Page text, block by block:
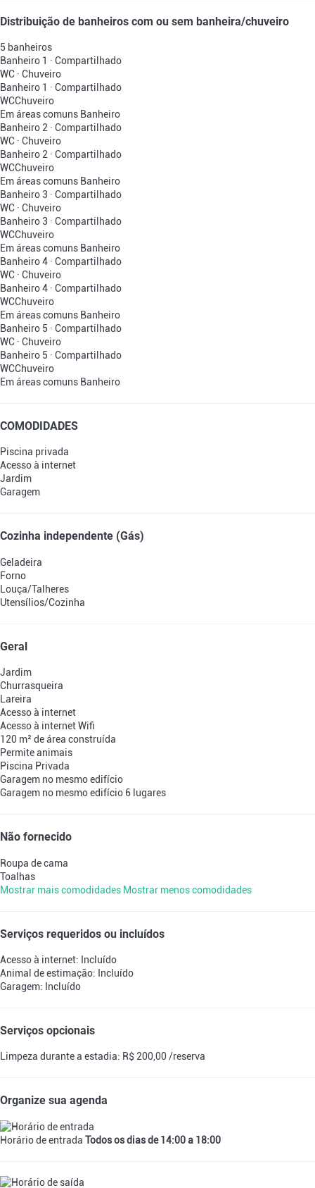
Distribuição de banheiros com ou sem banheira/chuveiro
5 banheiros
Banheiro 1 · Compartilhado
WC · Chuveiro
Banheiro 1 · Compartilhado
WCChuveiro
Em áreas comuns Banheiro
Banheiro 2 · Compartilhado
WC · Chuveiro
Banheiro 2 · Compartilhado
WCChuveiro
Em áreas comuns Banheiro
Banheiro 3 · Compartilhado
WC · Chuveiro
Banheiro 3 · Compartilhado
WCChuveiro
Em áreas comuns Banheiro
Banheiro 4 · Compartilhado
WC · Chuveiro
Banheiro 4 · Compartilhado
WCChuveiro
Em áreas comuns Banheiro
Banheiro 5 · Compartilhado
WC · Chuveiro
Banheiro 5 · Compartilhado
WCChuveiro
Em áreas comuns Banheiro
COMODIDADES
Piscina privada
Acesso à internet
Jardim
Garagem
Cozinha independente (Gás)
Geladeira
Forno
Louça/Talheres
Utensílios/Cozinha
Geral
Jardim
Churrasqueira
Lareira
Acesso à internet
Acesso à internetWifi
120 m² de área construída
Permite animais
Piscina Privada
Garagem no mesmo edifício
Garagem no mesmo edifício 6 lugares
Não fornecido
Roupa de cama
Toalhas
Mostrar mais comodidades Mostrar menos comodidades
Serviços requeridos ou incluídos
Acesso à internet: Incluído
Animal de estimação: Incluído
Garagem: Incluído
Serviços opcionais
Limpeza durante a estadia: R$ 200,00 /reserva
Organize sua agenda
Horário de entrada Todos os dias de 14:00 a 18:00